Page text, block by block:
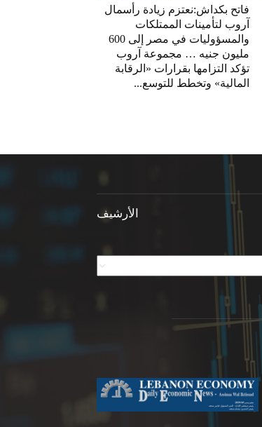
فاتح بكداش:نعتزم زيادة رأسمال
آروب لتأمينات الممتلكات
والمسؤوليات في مصر إلى 600
مليون جنيه … مجموعة آروب
تؤكد التزامها بقرارات «الرقابة
المالية» وتخطط للتوسع...
الأرشيف